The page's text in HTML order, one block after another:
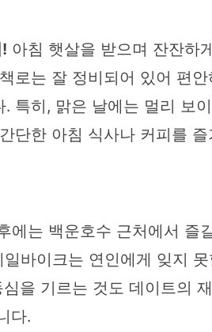
아침 햇살을 받으며 잔잔하
로는 잘 정비되어 있어 편
특히, 맑은 날에는 멀리 보
단한 아침 식사나 커피를
에는 백운호수 근처에서 즐
바이크는 연인에게 잊지
을 기르는 것도 데이트의
다.